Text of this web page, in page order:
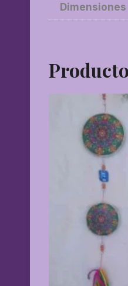
Dimensiones